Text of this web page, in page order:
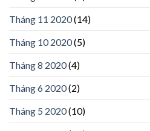
Tháng 11 2020(14)
Tháng 10 2020(5)
Tháng 8 2020(4)
Tháng 6 2020(2)
Tháng 5 2020(10)